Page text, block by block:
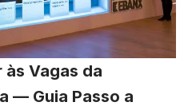
às Vagas da
— Guia Passo a